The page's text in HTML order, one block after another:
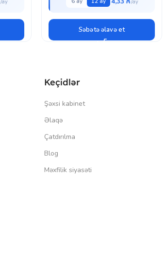
Səbətə əlavə et
Keçidlər
Şəxsi kabinet
Əlaqə
Çatdırılma
Blog
Məxfilik siyasəti